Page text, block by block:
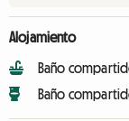
Alojamiento
Baño
Baño